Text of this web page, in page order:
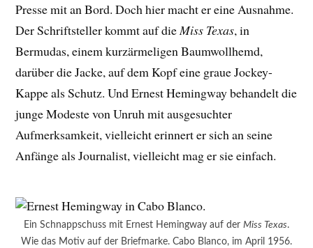
Presse mit an Bord. Doch hier macht er eine Ausnahme.
Der Schriftsteller kommt auf dieMiss Texas, in
Bermudas, einem kurzärmeligen Baumwollhemd,
darüber die Jacke, auf dem Kopf eine graue Jockey-
Kappe als Schutz. Und Ernest Hemingway behandelt die
junge Modeste von Unruh mit ausgesuchter
Aufmerksamkeit, vielleicht erinnert er sich an seine
Anfänge als Journalist, vielleicht mag er sie einfach.
Ein Schnappschuss mit Ernest Hemingway auf der Miss Texas.
Wie das Motiv auf der Briefmarke. Cabo Blanco, im April 1956.